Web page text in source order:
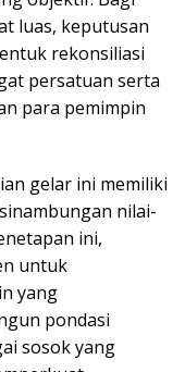
luas, keputusan
rekonsiliasi
persatuan serta
para pemimpin
gelar ini memiliki
nilai-
ini,
untuk
yang
pondasi
sosok yang